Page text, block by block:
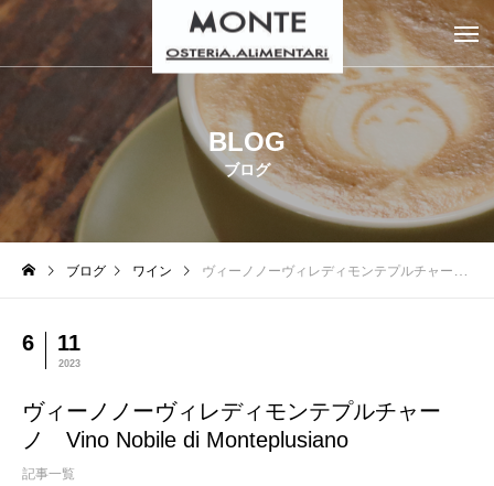
BLOG
ブログ
ブログ ワイン ヴィーノノーヴィレディモンテプルチャーノ Vino Nobile di Monteplusiano
6 11
2023
ヴィーノノーヴィレディモンテプルチャー
ノ Vino Nobile di Monteplusiano
記事一覧